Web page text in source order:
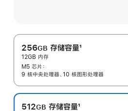
256GB 存储容量
脚
注
1
12GB 内存
M5 芯片：
9 核中央处理器、10 核图形处理器
512GB 存储容量1